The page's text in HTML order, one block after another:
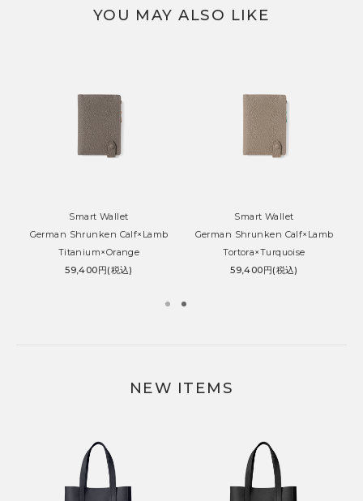
YOU MAY ALSO LIKE
Smart Wallet
German Shrunken Calf×Lamb
Titanium×Orange
59,400円(税込)
Smart Wallet
German Shrunken Calf×Lamb
Tortora×Turquoise
59,400円(税込)
NEW ITEMS